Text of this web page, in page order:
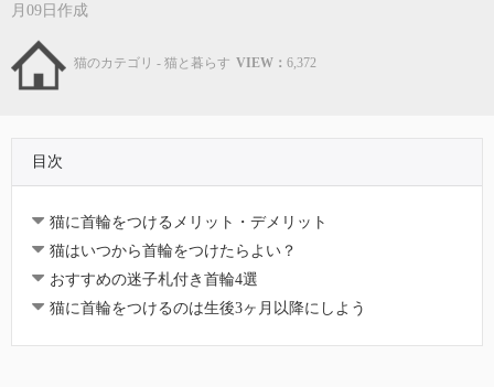
月09日作成
猫のカテゴリ - 猫と暮らす VIEW： 6,372
目次
猫に首輪をつけるメリット・デメリット
猫はいつから首輪をつけたらよい？
おすすめの迷子札付き首輪4選
猫に首輪をつけるのは生後3ヶ月以降にしよう